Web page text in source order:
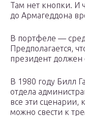
Там нет кнопки. И
до Армагеддона
В портфеле —
Предполагается,
президент
В 1980 году Билл
отдела
все эти сценарии,
можно свести к